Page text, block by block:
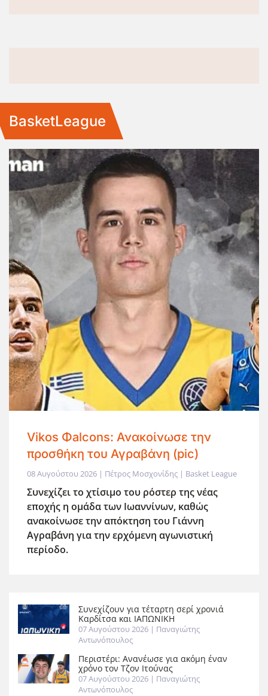
BasketLeague
Vikos Φalcons: Ανακοίνωσε την
προσθήκη του Αγραβάνη (pic)
08 Αυγούστου 2026 | Πέτρος Μοσχονίδης | Basket League
Συνεχίζει το χτίσιμο του ρόστερ της νέας
εποχής η ομάδα των Ιωαννίνων, καθώς
ανακοίνωσε την απόκτηση του Γιάννη
Αγραβ΄΄ανη για την ερχόμενη αγωνιστική
περίοδο.
Συνεχίζουν για τέταρτη σερί χρονιά
Καρδίτσα και ΙΑΠΩΝΙΚΗ
07 Αυγούστου 2026| Παναγιώτης
Αντωνόπουλος
Περιστέρι: Ανανέωσε για ακόμη έναν
χρόνο τον Τζον Ιτούνας
07 Αυγούστου 2026| Παναγιώτης
Αντωνόπουλος